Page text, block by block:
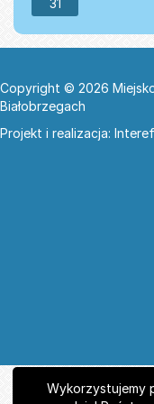
Wykorzystujemy
Copyright © 2026
Białobrzegach
Projekt i realizacja: